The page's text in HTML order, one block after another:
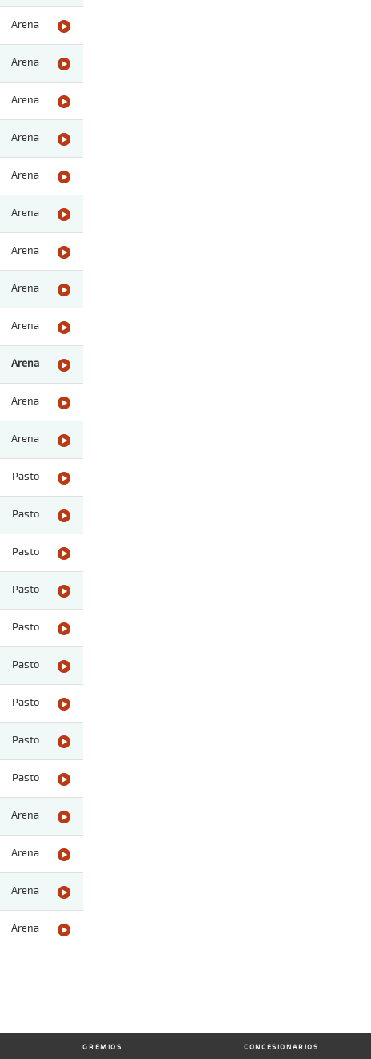
Arena
Arena
Arena
Arena
Arena
Arena
Arena
Arena
Arena
Arena
Arena
Arena
Pasto
Pasto
Pasto
Pasto
Pasto
Pasto
Pasto
Pasto
Pasto
Arena
Arena
Arena
Arena
GREMIOS CONCESIONARIOS